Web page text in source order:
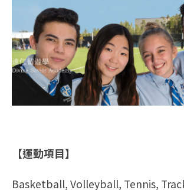
【運動項目】
Basketball, Volleyball, Tennis,